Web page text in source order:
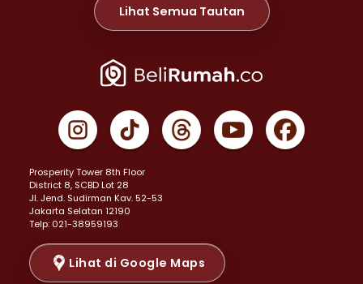
Properti Dijual di Meruya >
Properti Dijual di Jelambar >
Properti Dijual di Jakarta Pusat >
Properti Dijual di Gambir >
Properti Dijual di Johar Baru >
Properti Dijual di Menteng >
Properti Dijual di Senen >
Properti Dijual di Tanah Abang >
Properti Dijual di Cikini >
Properti Dijual di Kramat >
Properti Dijual di Pasar Baru >
Lihat Semua Tautan
Prosperity Tower 8th Floor
District 8, SCBD Lot 28
JI. Jend. Sudirman Kav. 52-53
Jakarta Selatan 12190
Telp: 021-38959193
Lihat di Google Maps